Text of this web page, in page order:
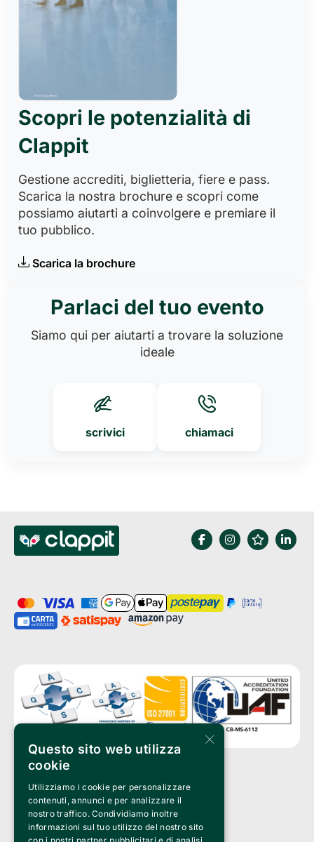
Scopri le potenzialità di
Clappit
Gestione accrediti, biglietteria, fiere e pass.
Scarica la nostra brochure e scopri come
possiamo aiutarti a coinvolgere e premiare il
tuo pubblico.
Scarica la brochure
Parlaci del tuo evento
Siamo qui per aiutarti a trovare la soluzione
ideale
scrivici chiamaci
Clappit è un marchio di proprietà di:
Bemils Srl
a Socio Unico
Via Fosse Ardeatine, 4 -20092 Cinisello Balsamo (MI)
PI 05589050961
×
Questo sito web utilizza
cookie
Utilizziamo i cookie per personalizzare
contenuti, annunci e per analizzare il
nostro traffico. Condividiamo inoltre
informazioni sul tuo utilizzo del nostro sito